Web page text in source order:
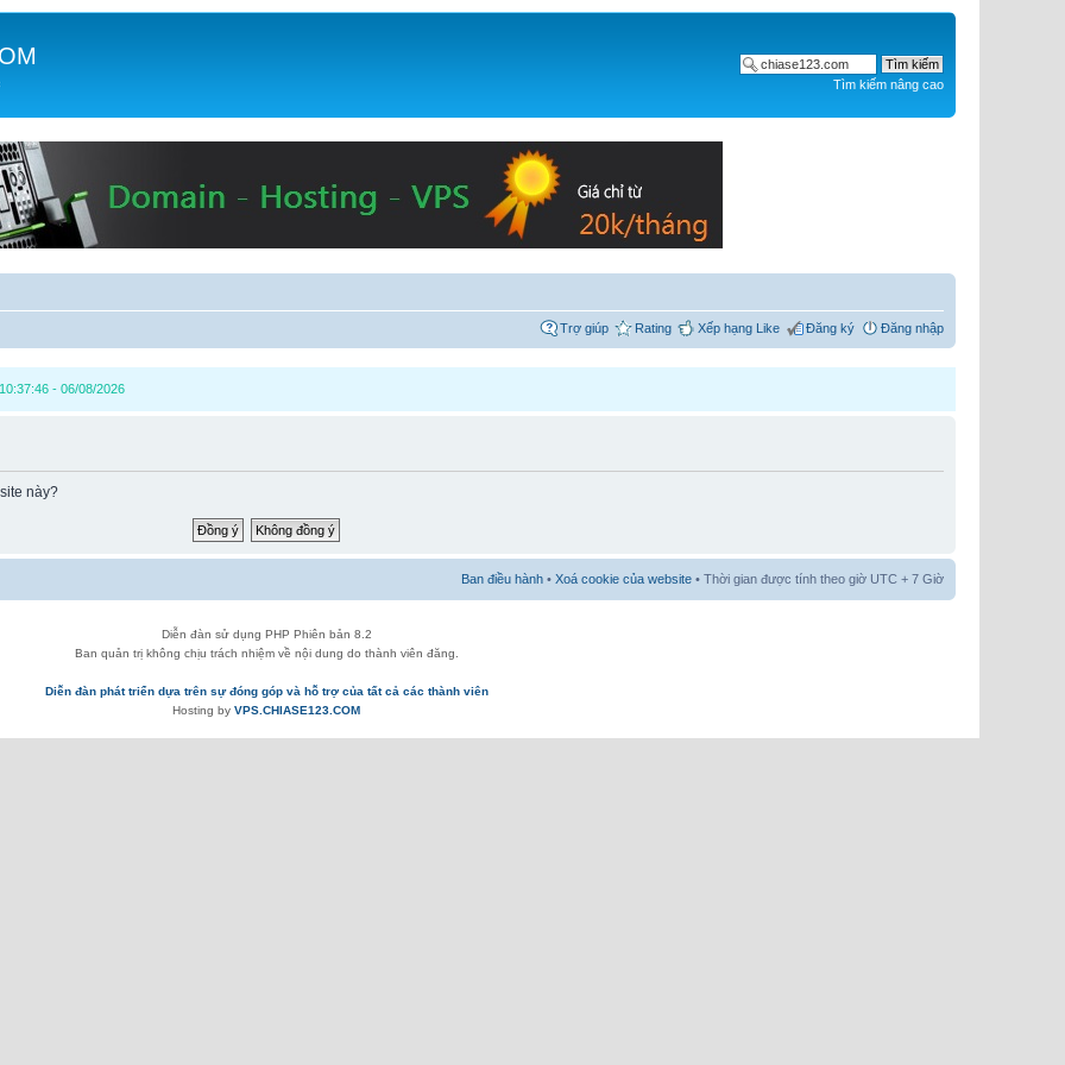
Tìm kiếm nâng cao
Trợ giúp Rating Xếp hạng Like Đăng ký Đăng nhập
- 06/08/2026
này?
Ban điều hành • Xoá cookie của website • Thời gian được tính theo giờ UTC + 7 Giờ
Diễn đàn sử dụng PHP Phiên bản 8.2
Ban quản trị không chịu trách nhiệm về nội dung do thành viên đăng.
Diễn đàn phát triển dựa trên sự đóng góp và hỗ trợ của tất cả các thành viên
Hosting by VPS.CHIASE123.COM